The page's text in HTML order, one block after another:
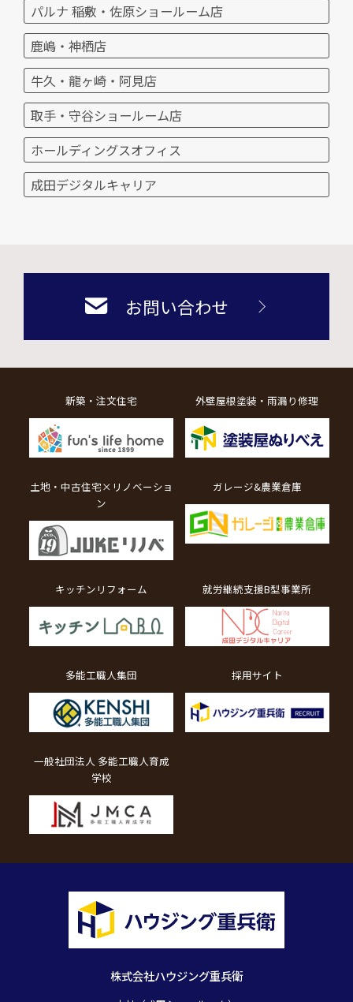
パルナ 稲敷・佐原ショールーム店
鹿嶋・神栖店
牛久・龍ヶ崎・阿見店
取手・守谷ショールーム店
ホールディングスオフィス
成田デジタルキャリア
お問い合わせ
株式会社ハウジング重兵衛
新築・注文住宅 外壁屋根塗装・雨漏り修理
土地・中古住宅×リノベーショ
ン
ガレージ&農業倉庫
キッチンリフォーム 就労継続支援B型事業所
多能工職人集団 採用サイト
一般社団法人 多能工職人育成
学校